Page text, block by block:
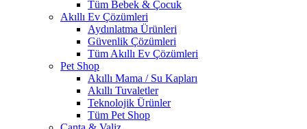
Tüm Bebek & Çocuk
Akıllı Ev Çözümleri
Aydınlatma Ürünleri
Güvenlik Çözümleri
Tüm Akıllı Ev Çözümleri
Pet Shop
Akıllı Mama / Su Kapları
Akıllı Tuvaletler
Teknolojik Ürünler
Tüm Pet Shop